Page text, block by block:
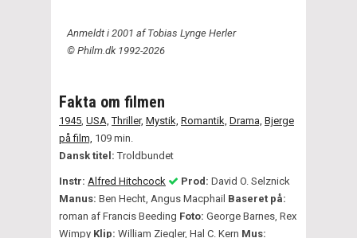
Anmeldt i 2001 af Tobias Lynge Herler
© Philm.dk 1992-2026
Fakta om filmen
1945 USA, Thriller, Mystik, Romantik, Drama, Bjerge
på film, 109 min.
Dansk titel:Troldbundet
Instr: Alfred Hitchcock Prod: David O. Selznick
Manus: Ben Hecht, Angus Macphail Baseret på:
roman af Francis Beeding Foto: George Barnes, Rex
Wimpy Klip: William Ziegler, Hal C. Kern Mus: